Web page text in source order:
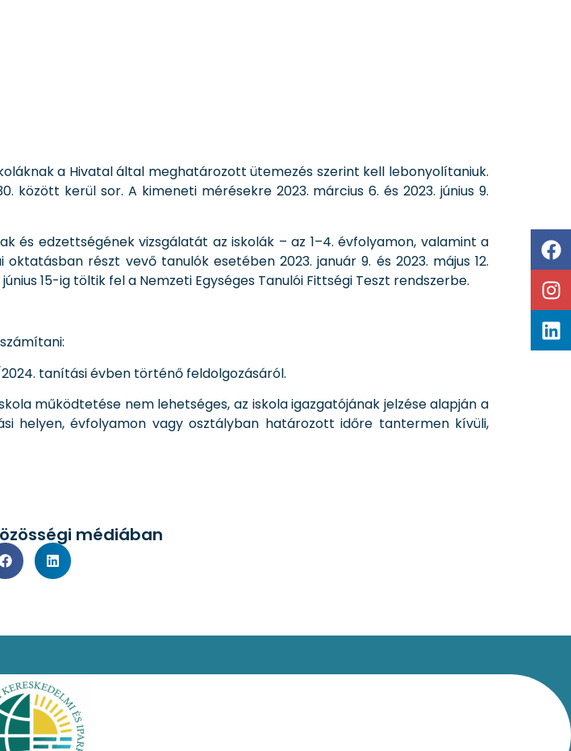
a Hivatal által meghatározott ütemezés szerint kell lebonyolítaniuk.
között kerül sor. A kimeneti mérésekre 2023. március 6. és 2023. június 9.
és edzettségének vizsgálatát az iskolák – az 1–4. évfolyamon, valamint a
részt vevő tanulók esetében 2023. január 9. és 2023. május 12.
15-ig töltik fel a Nemzeti Egységes Tanulói Fittségi Teszt rendszerbe.
tanítási évben történő feldolgozásáról.
működtetése nem lehetséges, az iskola igazgatójának jelzése alapján a
helyen, évfolyamon vagy osztályban határozott időre tantermen kívüli,
médiában